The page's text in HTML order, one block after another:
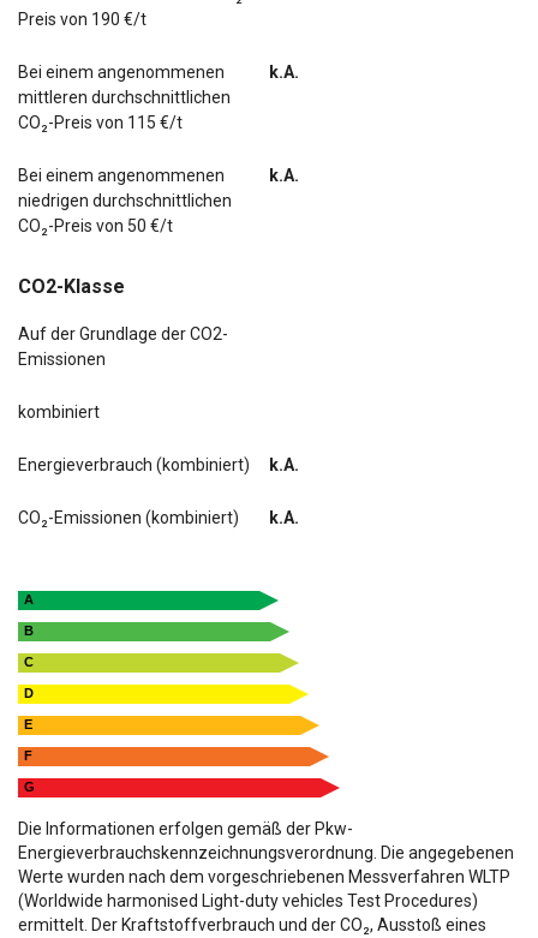
Verglasung hinten abgedunkelt (Privacy Glass)
Wärmepumpe für Heizungs-/Klimaanlage
Audio-Navigationssystem KIA (12,3"-Display)
Audiosystem: Meridian Sound-System (Farbdisplay, 825
Watt, 14 Lautsprecher, Subwoofer)
Freisprecheinrichtung Bluetooth
LED-Scheinwerfer mit adaptivem Fernlicht
Geschwindigkeitsregelanlage (Tempomat) mit
Rückfahrkamera
Preis von 190 €/t
Bei einem angenommenen
mittleren durchschnittlichen
CO₂-Preis von 115 €/t
k.A.
Bei einem angenommenen
niedrigen durchschnittlichen
CO₂-Preis von 50 €/t
k.A.
CO2-Klasse
Auf der Grundlage der CO2-
Emissionen
kombiniert
Energieverbrauch (kombiniert) k.A.
CO₂-Emissionen (kombiniert) k.A.
A
B
C
D
E
F
G
Die Informationen erfolgen gemäß der Pkw-
Energieverbrauchskennzeichnungsverordnung. Die angegebenen
Werte wurden nach dem vorgeschriebenen Messverfahren WLTP
(Worldwide harmonised Light-duty vehicles Test Procedures)
ermittelt. Der Kraftstoffverbrauch und der CO₂, Ausstoß eines